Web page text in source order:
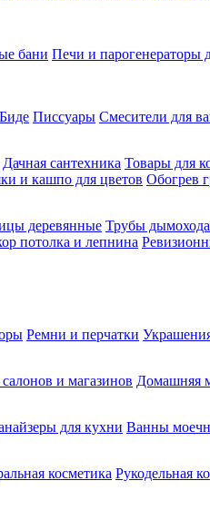
бани Печи и парогенераторы
Биде Писсуары Смесители для
Дачная сантехника Товары для
и кашпо для цветов Обогрев
деревянные Трубы
потолка и лепнина
Ремни и перчатки
и магазинов Домашняя
для кухни Ванны
косметика Рукодельная